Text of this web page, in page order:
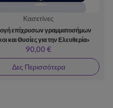
Κασετίνες
επίχρυσων γραμματοσήμων
και Θυσίες για την Ελευθερία»
90,00 €
Δες Περισσότερα